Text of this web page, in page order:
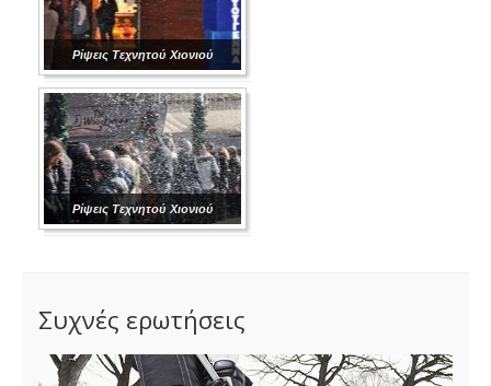
Ρίψεις Τεχνητού Χιονιού
Ρίψεις Τεχνητού Χιονιού
Συχνές ερωτήσεις